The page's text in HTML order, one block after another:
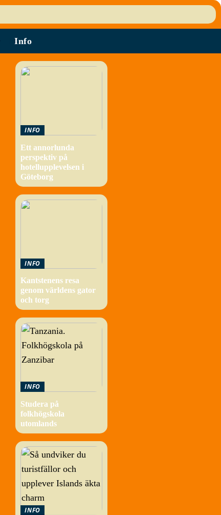
Info
INFO
Ett annorlunda
perspektiv på
hotellupplevelsen i
Göteborg
INFO
Kantstenens resa
genom världens gator
och torg
INFO
Studera på
folkhögskola
utomlands
INFO